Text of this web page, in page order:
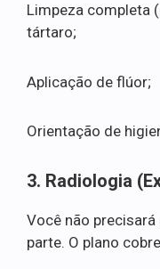
Limpeza completa
tártaro;
Aplicação de flúor;
Orientação de
3. Radiologia
Você não
parte. O plano